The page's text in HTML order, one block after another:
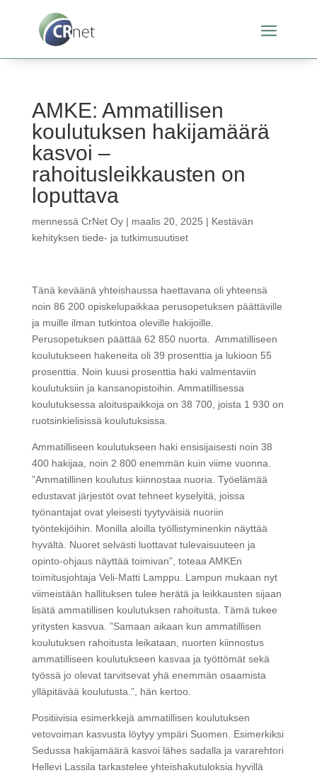
AMKE: Ammatillisen
koulutuksen hakijamäärä
kasvoi –
rahoitusleikkausten on
loputtava
mennessä CrNet Oy| maalis 20, 2025 | Kestävän
kehityksen tiede- ja tutkimusuutiset
Tänä keväänä yhteishaussa haettavana oli yhteensä
noin 86 200 opiskelupaikkaa perusopetuksen päättäville
ja muille ilman tutkintoa oleville hakijoille.
Perusopetuksen päättää 62 850 nuorta. Ammatilliseen
koulutukseen hakeneita oli 39 prosenttia ja lukioon 55
prosenttia. Noin kuusi prosenttia haki valmentaviin
koulutuksiin ja kansanopistoihin. Ammatillisessa
koulutuksessa aloituspaikkoja on 38 700, joista 1 930 on
ruotsinkielisissä koulutuksissa.
Ammatilliseen koulutukseen haki ensisijaisesti noin 38
400 hakijaa, noin 2 800 enemmän kuin viime vuonna.
”Ammatillinen koulutus kiinnostaa nuoria. Työelämää
edustavat järjestöt ovat tehneet kyselyitä, joissa
työnantajat ovat yleisesti tyytyväisiä nuoriin
työntekijöihin. Monilla aloilla työllistyminenkin näyttää
hyvältä. Nuoret selvästi luottavat tulevaisuuteen ja
opinto-ohjaus näyttää toimivan”, toteaa AMKEn
toimitusjohtaja Veli-Matti Lamppu. Lampun mukaan nyt
viimeistään hallituksen tulee herätä ja leikkausten sijaan
lisätä ammatillisen koulutuksen rahoitusta. Tämä tukee
yritysten kasvua. ”Samaan aikaan kun ammatillisen
koulutuksen rahoitusta leikataan, nuorten kiinnostus
ammatilliseen koulutukseen kasvaa ja työttömät sekä
työssä jo olevat tarvitsevat yhä enemmän osaamista
ylläpitävää koulutusta.”, hän kertoo.
Positiivisia esimerkkejä ammatillisen koulutuksen
vetovoiman kasvusta löytyy ympäri Suomen. Esimerkiksi
Sedussa hakijamäärä kasvoi lähes sadalla ja vararehtori
Hellevi Lassila tarkastelee yhteishakutuloksia hyvillä